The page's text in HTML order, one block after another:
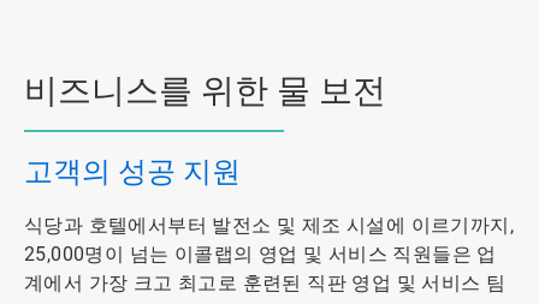
비즈니스를 위한 물 보전
고객의 성공 지원
식당과 호텔에서부터 발전소 및 제조 시설에 이르기까지,
25,000명이 넘는 이콜랩의 영업 및 서비스 직원들은 업
계에서 가장 크고 최고로 훈련된 직판 영업 및 서비스 팀